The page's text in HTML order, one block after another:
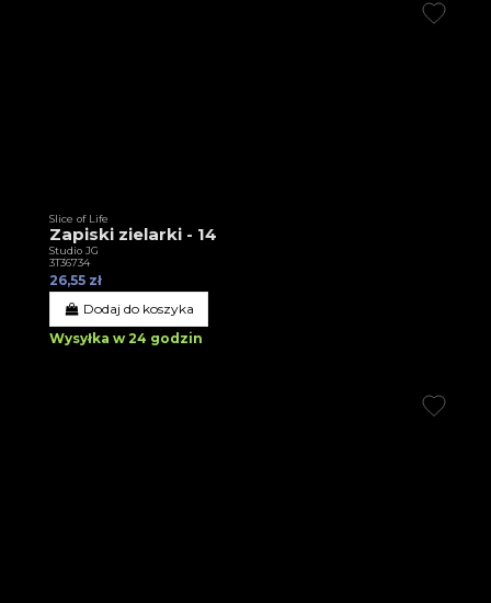
Slice of Life
Zapiski zielarki - 14
Studio JG
3T36734
26,55 zł
Dodaj do koszyka
Wysyłka w 24 godzin